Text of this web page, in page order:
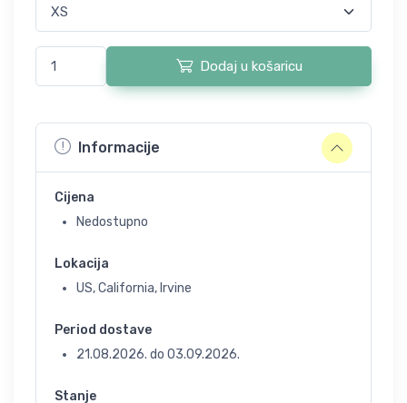
Dodaj u košaricu
Informacije
Cijena
Nedostupno
Lokacija
US, California, Irvine
Period dostave
21.08.2026. do 03.09.2026.
Stanje